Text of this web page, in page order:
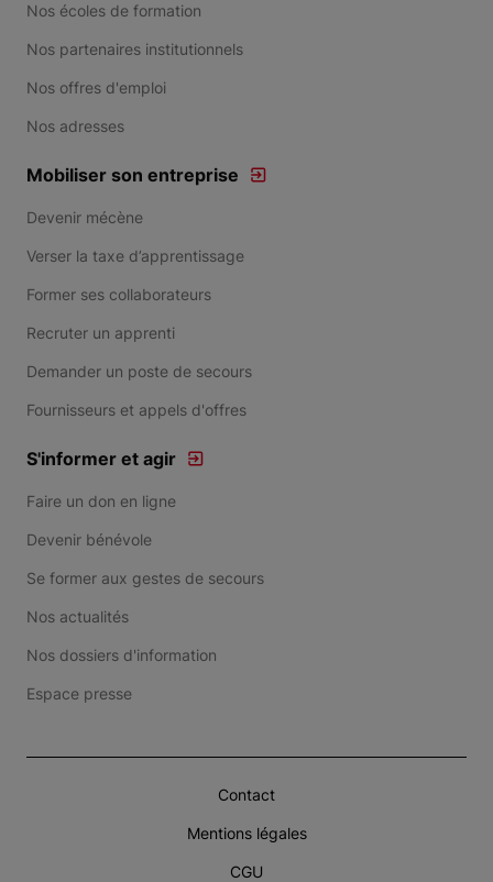
Nos écoles de formation
Nos partenaires institutionnels
Nos offres d'emploi
Nos adresses
Mobiliser son entreprise
Devenir mécène
Verser la taxe d’apprentissage
Former ses collaborateurs
Recruter un apprenti
Demander un poste de secours
Fournisseurs et appels d'offres
S'informer et agir
Faire un don en ligne
Devenir bénévole
Se former aux gestes de secours
Nos actualités
Nos dossiers d'information
Espace presse
Contact
Mentions légales
CGU